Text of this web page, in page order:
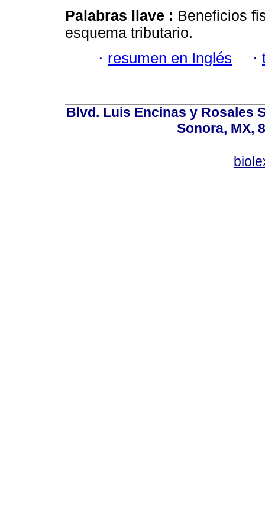
Palabras llave : Beneficios
esquema tributario.
· resumen en Inglés ·
Blvd. Luis Encinas y Rosales
Sonora, MX,